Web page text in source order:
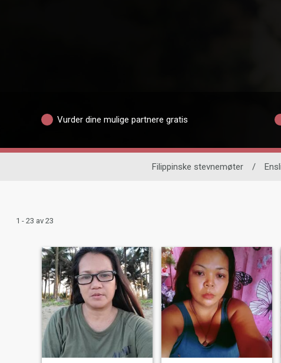
Vurder dine mulige partnere gratis
Filippinske stevnemøter /
1 - 23 av 23